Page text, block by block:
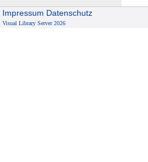
Impressum Datenschutz
Visual Library Server 2026